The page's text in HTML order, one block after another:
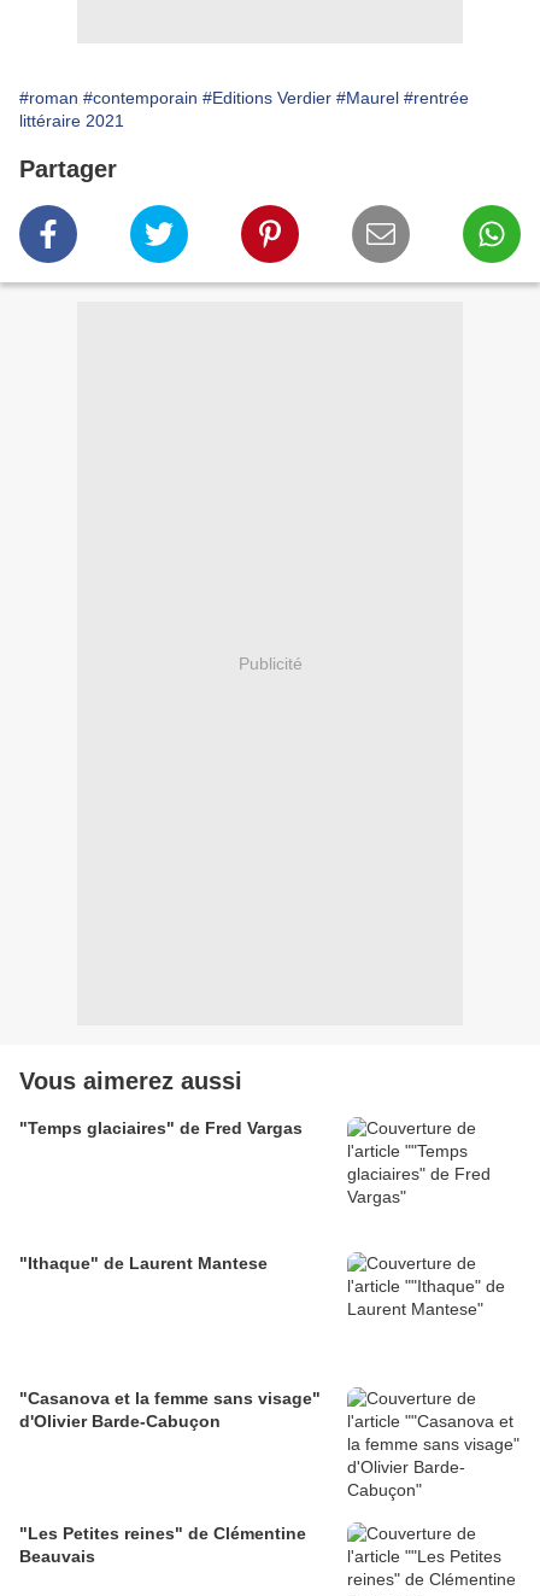
#roman #contemporain #Editions Verdier #Maurel #rentrée
littéraire 2021
Partager
Publicité
Vous aimerez aussi
"Temps glaciaires" de Fred Vargas
"Ithaque" de Laurent Mantese
"Casanova et la femme sans visage"
d'Olivier Barde-Cabuçon
"Les Petites reines" de Clémentine
Beauvais